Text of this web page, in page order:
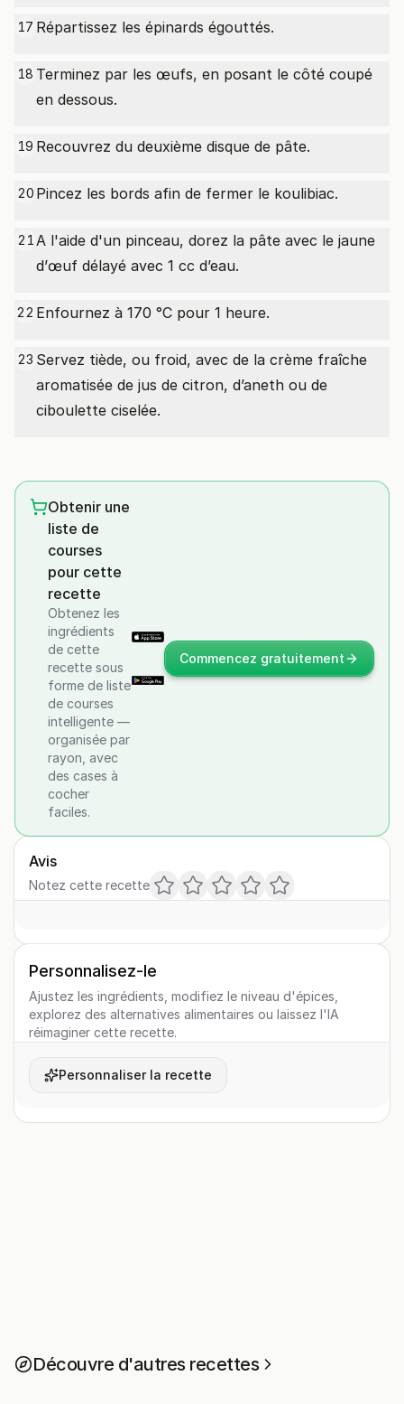
17 Répartissez les épinards égouttés.
18 Terminez par les œufs, en posant le côté coupé
en dessous.
19 Recouvrez du deuxième disque de pâte.
20 Pincez les bords afin de fermer le koulibiac.
21A l'aide d'un pinceau, dorez la pâte avec le jaune
d’œuf délayé avec 1 cc d’eau.
22 Enfournez à 170 °C pour 1 heure.
23 Servez tiède, ou froid, avec de la crème fraîche
aromatisée de jus de citron, d’aneth ou de
ciboulette ciselée.
Obtenir une
liste de
courses
pour cette
recette
Obtenez les
ingrédients
de cette
recette sous
forme de liste
de courses
intelligente —
organisée par
rayon, avec
des cases à
cocher
faciles.
Commencez gratuitement
Avis
Notez cette recette
Personnalisez-le
Ajustez les ingrédients, modifiez le niveau d'épices,
explorez des alternatives alimentaires ou laissez l'IA
réimaginer cette recette.
Personnaliser la recette
Découvre d'autres recettes